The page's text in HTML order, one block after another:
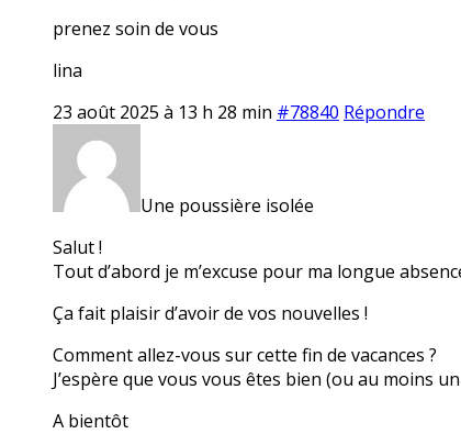
prenez soin de vous
lina
23 août 2025 à 13 h 28 min #78840 Répondre
Une poussière isolée
Salut !
Tout d’abord je m’excuse pour ma longue
Ça fait plaisir d’avoir de vos nouvelles !
Comment allez-vous sur cette fin de vacances ?
J’espère que vous vous êtes bien (ou au moins
A bientôt